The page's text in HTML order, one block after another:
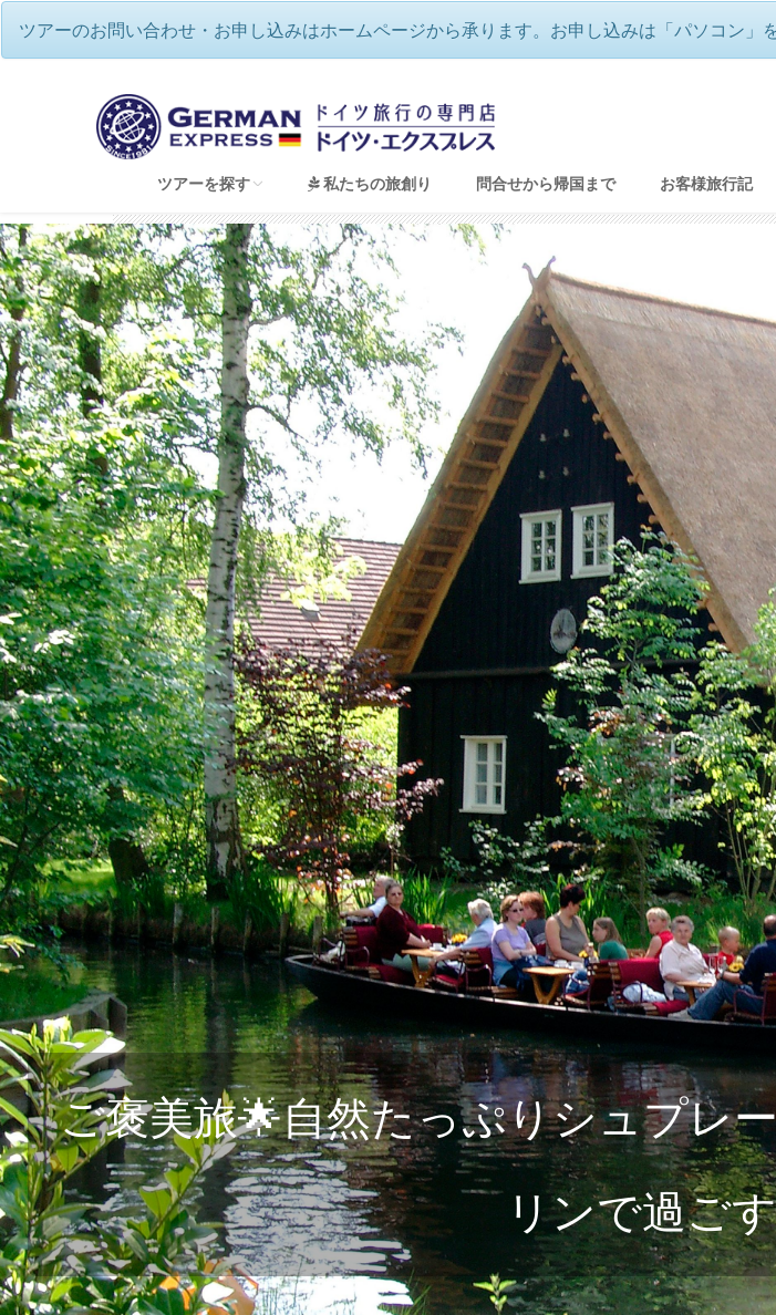
ツアーのお問い合わせ・お申し込みはホームページから承ります。お申し込みは「パソコン
ツアーを探す
すべてのツアーを見る
音楽の国ドイツ♪本場で名曲を聴く（音楽祭ツアー多数！）
ドイツで過ごす☆伝統のクリスマス
2026年12月🌟バーデンバーデン祝祭劇場・冬の音楽祭『白鳥の湖』『魔笛』
ベルリンフィル・ジルヴェスターコンサート鑑賞♪音楽好きのクリスマス＆年越し🌟
夢のドイツハネムーン（新婚旅行）
ロマンチック街道をいく
ドイツと隣国をめぐる旅
角野隼斗氏の海外公演コンサート鑑賞ツアー
ドイツの美味しい旅
没後200年！2027年はベートーヴェン・メモリアルイヤー
自分で創る旅(完全オーダーメイド旅)
私たちの旅創り 問合せから帰国まで お客様旅行記
世界遺産や観光街道を巡る♪メルヘンの国ドイツ！ ベルリンで過ごす
ご褒美旅🌟自然たっぷりシュプレ
リンで過ご